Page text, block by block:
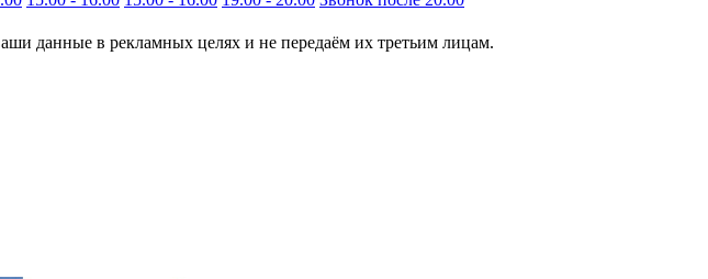
данные в рекламных целях и не передаём их третьим лицам.